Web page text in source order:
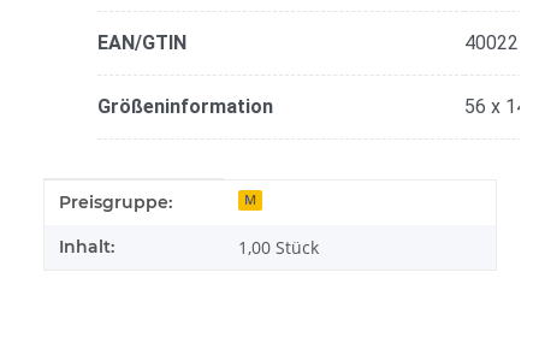
EAN/GTIN
Größeninformation 56 x
Produkteigenschaft
Wert
Preisgruppe: M
Inhalt: 1,00 Stück